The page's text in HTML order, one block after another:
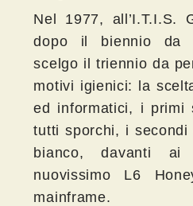
Nel 1977, all’I.T.I.S.
dopo il biennio da
scelgo il triennio da
motivi igienici: la
ed informatici, i primi
tutti sporchi, i
bianco, davanti
nuovissimo L6
mainframe.